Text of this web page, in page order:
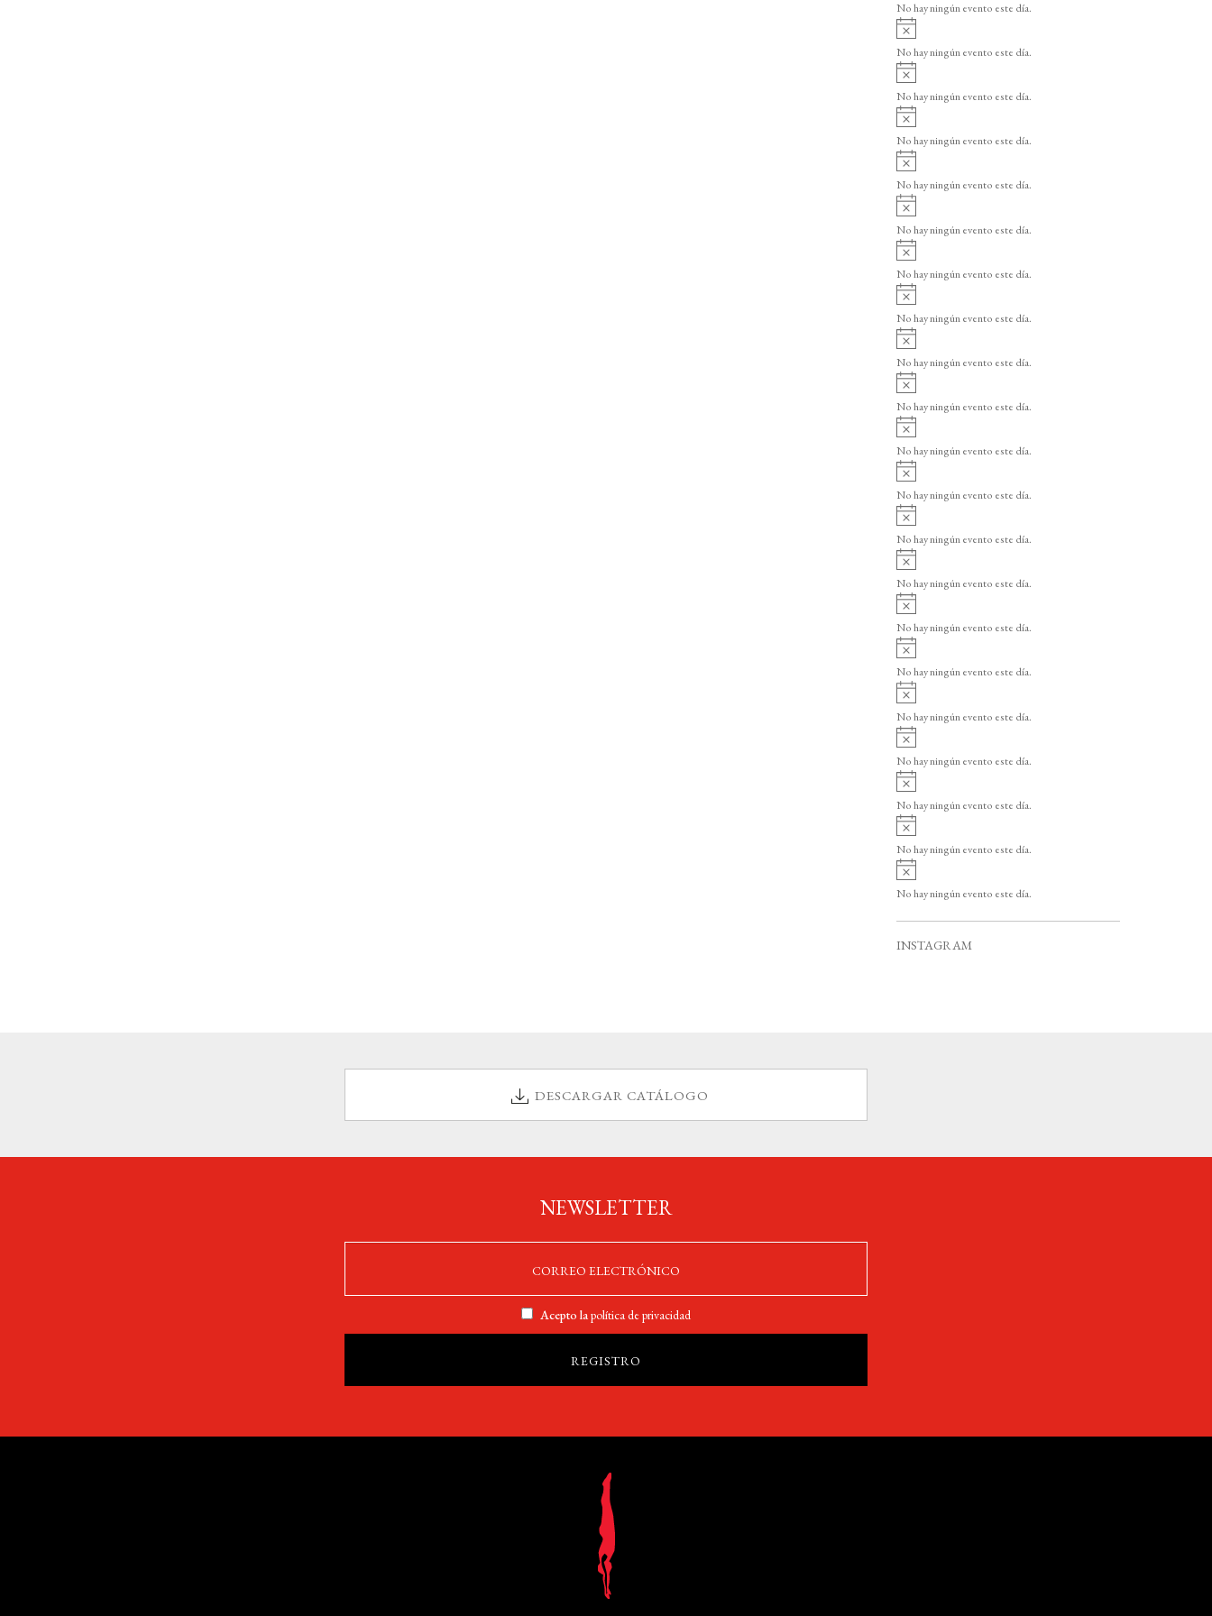
o
i
o
No hay ningún evento este día.
v
i
o
No hay ningún evento este día.
v
i
o
No hay ningún evento este día.
v
i
o
No hay ningún evento este día.
v
i
o
No hay ningún evento este día.
A
v
i
o
No hay ningún evento este día.
A
v
i
o
No hay ningún evento este día.
A
v
i
o
No hay ningún evento este día.
v
i
o
No hay ningún evento este día.
v
i
o
No hay ningún evento este día.
v
i
o
No hay ningún evento este día.
v
i
o
No hay ningún evento este día.
v
i
o
No hay ningún evento este día.
v
i
o
No hay ningún evento este día.
v
i
o
No hay ningún evento este día.
v
i
o
No hay ningún evento este día.
A
v
i
o
No hay ningún evento este día.
A
v
i
o
No hay ningún evento este día.
v
i
o
No hay ningún evento este día.
v
i
o
No hay ningún evento este día.
v
i
No hay ningún evento este día.
INSTAGRAM
DESCARGAR CATÁLOGO
NEWSLETTER
Acepto lapolítica de privacidad